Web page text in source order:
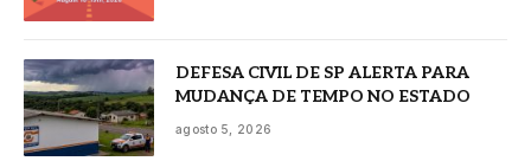
DEFESA CIVIL DE SP ALERTA PARA
MUDANÇA DE TEMPO NO ESTADO
agosto 5, 2026